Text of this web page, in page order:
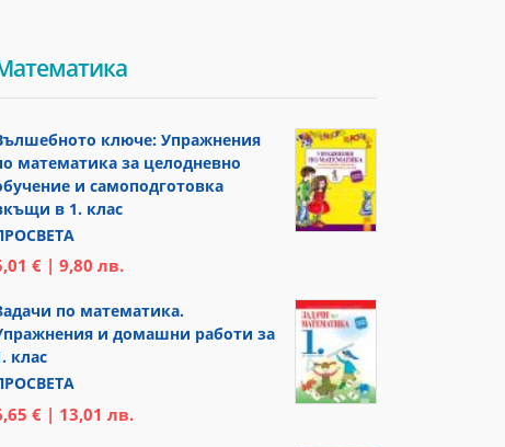
ключе: Упражнения
математика за целодневно
и самоподготовка
в 1. клас
€ | 9,80 лв.
по математика.
и домашни работи за
клас
€ | 13,01 лв.